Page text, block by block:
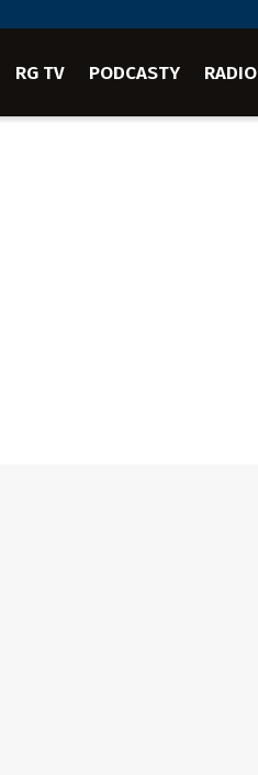
RG TV PODCASTY RADIO